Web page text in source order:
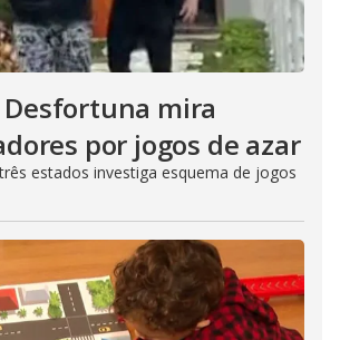
Desfortuna mira
por jogos de azar
estados investiga esquema de jogos